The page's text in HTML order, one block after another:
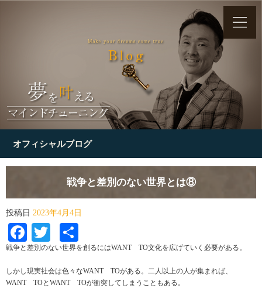
オフィシャルブログ
戦争と差別のない世界とは⑧
投稿日 2023年4月4日
Facebook
Twitter
有
戦争と差別のない世界を創るにはWANT TO文化を広げていく必要がある。
しかし現実社会は色々なWANT TOがある。二人以上の人が集まれば、
WANT TOとWANT TOが衝突してしまうこともある。